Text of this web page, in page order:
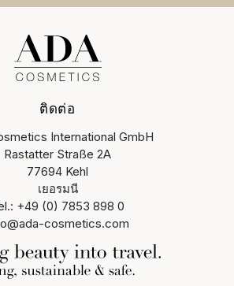
ติดต่อ
International GmbH
Rastatter Straße 2A
77694 Kehl
เยอรมนี
+49 (0) 7853 898 0
cosmetics.com